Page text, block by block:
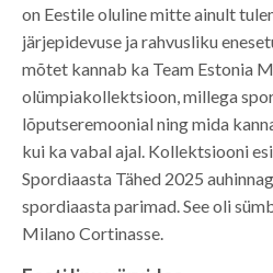
on Eestile oluline mitte ainult
järjepidevuse ja rahvusliku
mõtet kannab ka Team Estonia
olümpiakollektsioon, millega
lõputseremoonial ning mida
kui ka vabal ajal. Kollektsiooni
Spordiaasta Tähed 2025
spordiaasta parimad. See oli
Milano Cortinasse.